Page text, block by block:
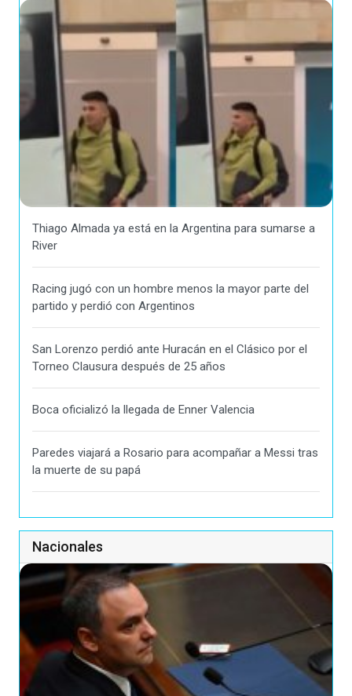
Thiago Almada ya está en la Argentina para sumarse a
River
Racing jugó con un hombre menos la mayor parte del
partido y perdió con Argentinos
San Lorenzo perdió ante Huracán en el Clásico por el
Torneo Clausura después de 25 años
Boca oficializó la llegada de Enner Valencia
Paredes viajará a Rosario para acompañar a Messi tras
la muerte de su papá
Nacionales